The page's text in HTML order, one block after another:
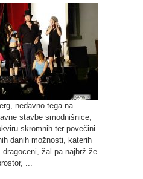
nedavno tega na
stavbe smodnišnice,
skromnih ter povečini
danih možnosti, katerih
žal pa najbrž že
...